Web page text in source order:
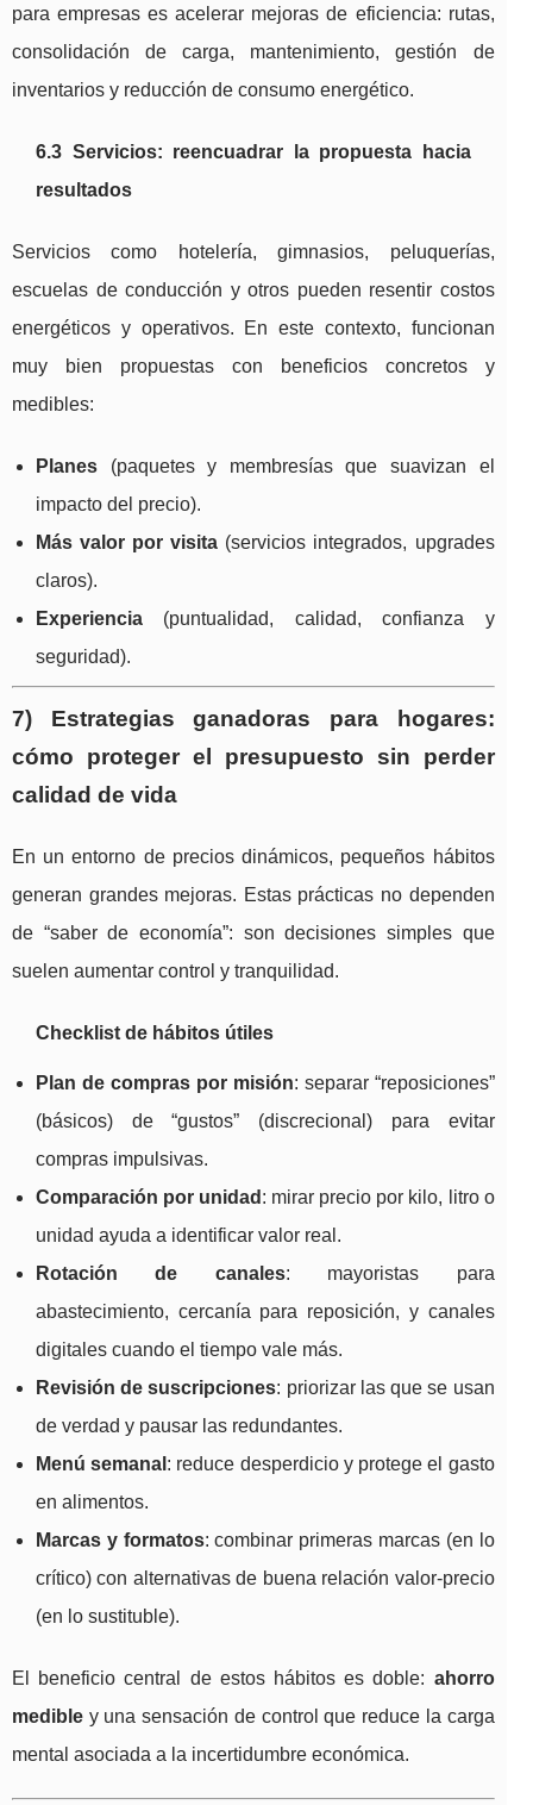
para empresas es acelerar mejoras de eficiencia: rutas,
consolidación de carga, mantenimiento, gestión de
inventarios y reducción de consumo energético.
6.3 Servicios: reencuadrar la propuesta hacia
resultados
Servicios como hotelería, gimnasios, peluquerías,
escuelas de conducción y otros pueden resentir costos
energéticos y operativos. En este contexto, funcionan
muy bien propuestas con beneficios concretos y
medibles:
Planes (paquetes y membresías que suavizan el
impacto del precio).
Más valor por visita (servicios integrados, upgrades
claros).
Experiencia (puntualidad, calidad, confianza y
seguridad).
7) Estrategias ganadoras para hogares:
cómo proteger el presupuesto sin perder
calidad de vida
En un entorno de precios dinámicos, pequeños hábitos
generan grandes mejoras. Estas prácticas no dependen
de “saber de economía”: son decisiones simples que
suelen aumentar control y tranquilidad.
Checklist de hábitos útiles
Plan de compras por misión: separar “reposiciones”
(básicos) de “gustos” (discrecional) para evitar
compras impulsivas.
Comparación por unidad : mirar precio por kilo, litro o
unidad ayuda a identificar valor real.
Rotación de canales: mayoristas para
abastecimiento, cercanía para reposición, y canales
digitales cuando el tiempo vale más.
Revisión de suscripciones: priorizar las que se usan
de verdad y pausar las redundantes.
Menú semanal : reduce desperdicio y protege el gasto
en alimentos.
Marcas y formatos: combinar primeras marcas (en lo
crítico) con alternativas de buena relación valor-precio
(en lo sustituble).
El beneficio central de estos hábitos es doble: ahorro
medible y una sensación de control que reduce la carga
mental asociada a la incertidumbre económica.